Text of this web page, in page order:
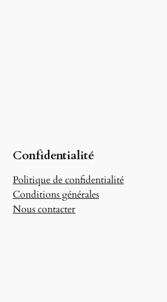
Confidentialité
Politique de confidentialité
Conditions générales
Nous contacter